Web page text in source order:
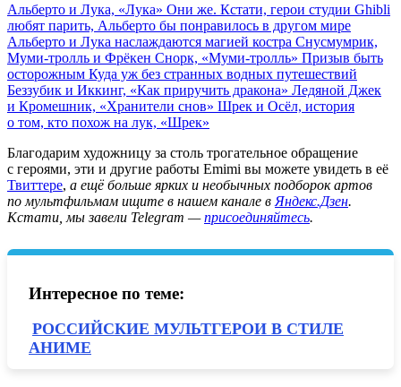
Альберто и Лука, «Лука» Они же. Кстати, герои студии Ghibli
любят парить, Альберто бы понравилось в другом мире
Альберто и Лука наслаждаются магией костра Снусмумрик,
Муми-тролль и Фрёкен Снорк, «Муми-тролль» Призыв быть
осторожным Куда уж без странных водных путешествий
Беззубик и Иккинг, «Как приручить дракона» Ледяной Джек
и Кромешник, «Хранители снов» Шрек и Осёл, история
о том, кто похож на лук, «Шрек»
Благодарим художницу за столь трогательное обращение
с героями, эти и другие работы Emimi вы можете увидеть в её
Твиттере, а ещё больше ярких и необычных подборок артов
по мультфильмам ищите в нашем канале в Яндекс.Дзен.
Кстати, мы завели Telegram — присоединяйтесь.
Интересное по теме:
РОССИЙСКИЕ МУЛЬТГЕРОИ В СТИЛЕ
АНИМЕ